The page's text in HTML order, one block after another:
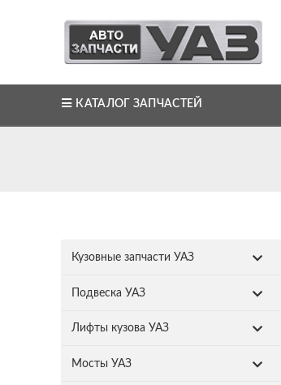
КАТАЛОГ ЗАПЧАСТЕЙ
Кузовные запчасти УАЗ
Подвеска УАЗ
Лифты кузова УАЗ
Мосты УАЗ